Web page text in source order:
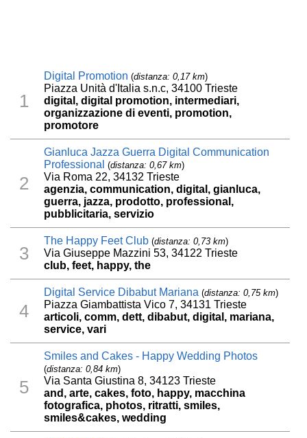
1
Digital Promotion (distanza: 0,17 km)
Piazza Unità d'Italia s.n.c, 34100 Trieste
digital, digital promotion, intermediari,
organizzazione di eventi, promotion,
promotore
2
Gianluca Jazza Guerra Digital Communication
Professional (distanza: 0,67 km)
Via Roma 22, 34132 Trieste
agenzia, communication, digital, gianluca,
guerra, jazza, prodotto, professional,
pubblicitaria, servizio
3
The Happy Feet Club (distanza: 0,73 km)
Via Giuseppe Mazzini 53, 34122 Trieste
club, feet, happy, the
4
Digital Service Dibabut Mariana (distanza: 0,75 km)
Piazza Giambattista Vico 7, 34131 Trieste
articoli, comm, dett, dibabut, digital, mariana,
service, vari
5
Smiles and Cakes - Happy Wedding Photos
(distanza: 0,84 km)
Via Santa Giustina 8, 34123 Trieste
and, arte, cakes, foto, happy, macchina
fotografica, photos, ritratti, smiles,
smiles&cakes, wedding